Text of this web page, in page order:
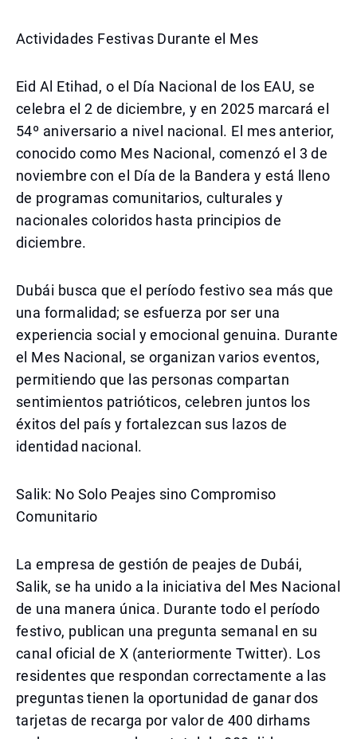
Actividades Festivas Durante el Mes
Eid Al Etihad, o el Día Nacional de los EAU, se
celebra el 2 de diciembre, y en 2025 marcará el
54º aniversario a nivel nacional. El mes anterior,
conocido como Mes Nacional, comenzó el 3 de
noviembre con el Día de la Bandera y está lleno
de programas comunitarios, culturales y
nacionales coloridos hasta principios de
diciembre.
Dubái busca que el período festivo sea más que
una formalidad; se esfuerza por ser una
experiencia social y emocional genuina. Durante
el Mes Nacional, se organizan varios eventos,
permitiendo que las personas compartan
sentimientos patrióticos, celebren juntos los
éxitos del país y fortalezcan sus lazos de
identidad nacional.
Salik: No Solo Peajes sino Compromiso
Comunitario
La empresa de gestión de peajes de Dubái,
Salik, se ha unido a la iniciativa del Mes Nacional
de una manera única. Durante todo el período
festivo, publican una pregunta semanal en su
canal oficial de X (anteriormente Twitter). Los
residentes que respondan correctamente a las
preguntas tienen la oportunidad de ganar dos
tarjetas de recarga por valor de 400 dirhams